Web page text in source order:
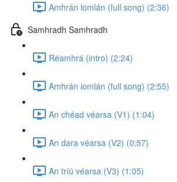
Amhrán iomlán (full song) (2:36)
Samhradh Samhradh
Réamhrá (intro) (2:24)
Amhrán iomlán (full song) (2:55)
An chéad véarsa (V1) (1:04)
An dara véarsa (V2) (0:57)
An tríú véarsa (V3) (1:05)